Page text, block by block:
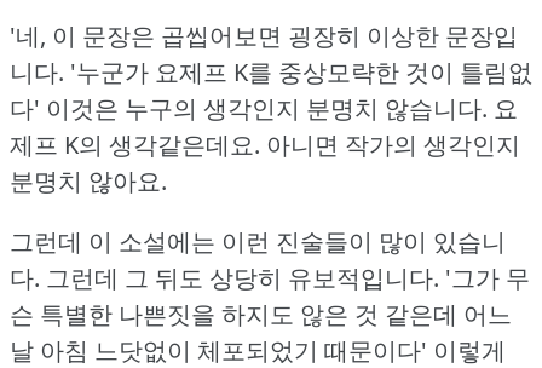
'네, 이 문장은 곱씹어보면 굉장히 이상한 문장입
니다. '누군가 요제프 K를 중상모략한 것이 틀림없
다' 이것은 누구의 생각인지 분명치 않습니다. 요
제프 K의 생각같은데요. 아니면 작가의 생각인지
분명치 않아요.
그런데 이 소설에는 이런 진술들이 많이 있습니
다. 그런데 그 뒤도 상당히 유보적입니다. '그가 무
슨 특별한 나쁜짓을 하지도 않은 것 같은데 어느
날 아침 느닷없이 체포되었기 때문이다' 이렇게